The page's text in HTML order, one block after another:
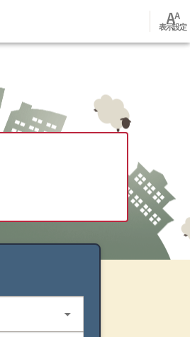
font_adjuster
表示設定
arrow_drop_down